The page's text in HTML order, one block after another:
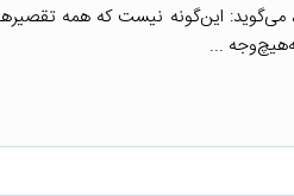
این‌گونه نیست که همه تقصیرها
...